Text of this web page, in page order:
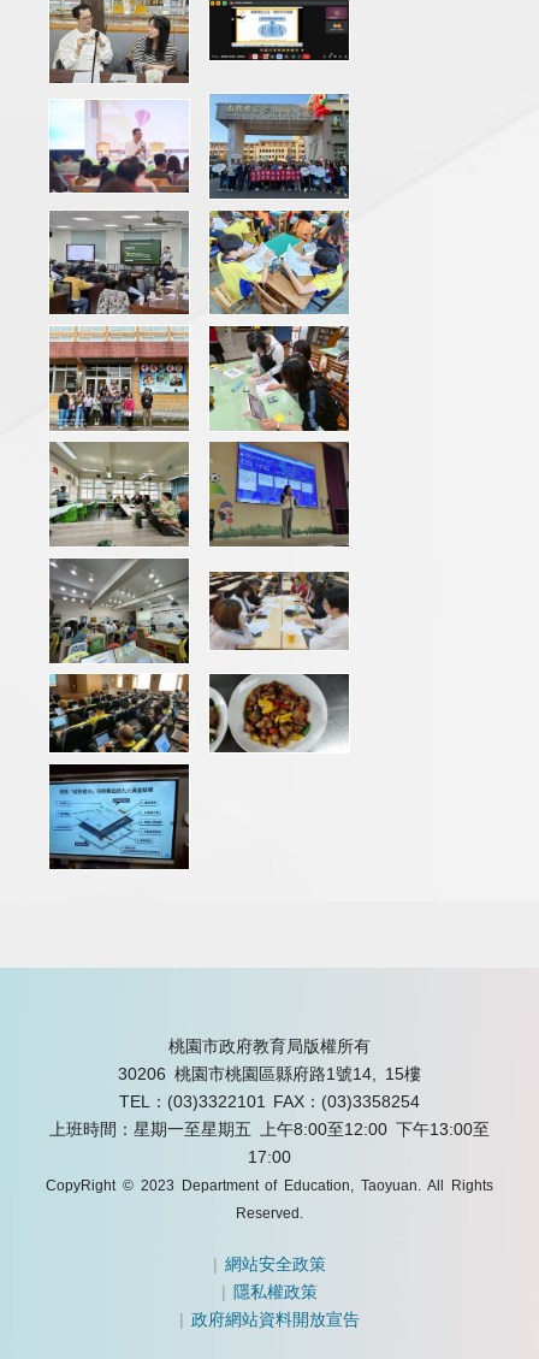
桃園市政府教育局版權所有
30206 桃園市桃園區縣府路1號14, 15樓
TEL：(03)3322101
FAX：(03)3358254
上班時間：星期一至星期五 上午8:00至12:00 下午13:00至
17:00
CopyRight © 2023 Department of Education, Taoyuan. All Rights
Reserved.
|網站安全政策
|隱私權政策
|政府網站資料開放宣告